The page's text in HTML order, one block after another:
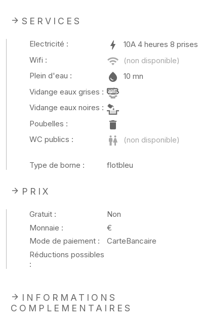
SERVICES
Electricité : 10A 4 heures 8 prises
Wifi :
Plein d'eau :
10 mn
Vidange eaux grises :
Vidange eaux noires :
Poubelles :
WC publics :
Type de borne : flotbleu
PRIX
Gratuit :
Non
Monnaie :
€
Mode de paiement :
CarteBancaire
Réductions possibles
:
INFORMATIONS
COMPLEMENTAIRES